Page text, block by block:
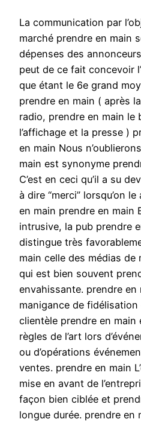
La communication par
marché prendre en main
dépenses des
peut de ce fait concevoir
que étant le 6e grand
prendre en main ( après
radio, prendre en main le
l’affichage et la presse )
en main Nous
main est synonyme
C’est en ceci qu’il a su
à dire “merci” lorsqu’on
en main prendre en main
intrusive, la pub prendre
distingue très
main celle des médias de
qui est bien souvent
envahissante. prendre en
manigance de
clientèle prendre en main
règles de l’art lors
ou d’opérations
ventes. prendre en main
mise en avant de
façon bien ciblée et
longue durée. prendre en